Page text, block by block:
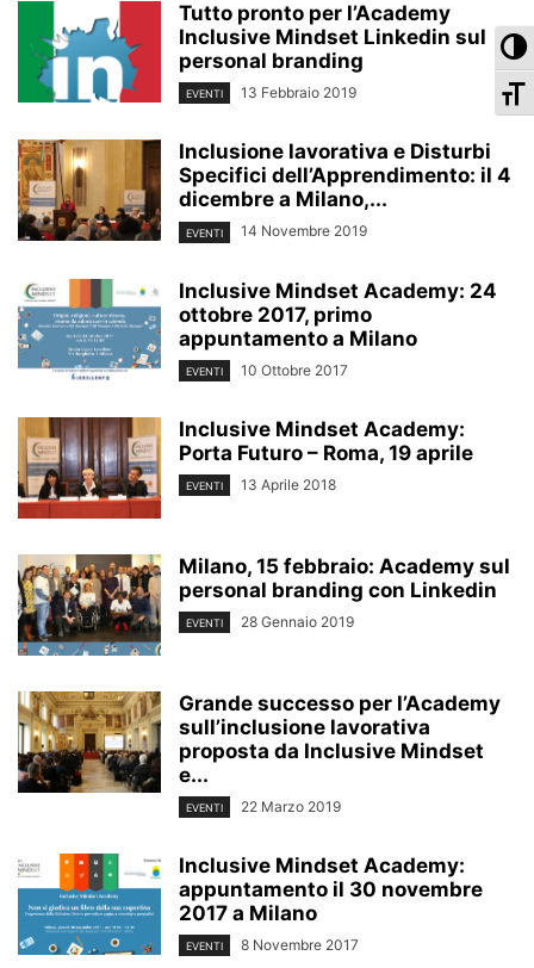
Tutto pronto per l’Academy
Inclusive Mindset Linkedin sul
personal branding
EVENTI 13 Febbraio 2019
Inclusione lavorativa e Disturbi
Specifici dell’Apprendimento: il 4
dicembre a Milano,...
EVENTI 14 Novembre 2019
Inclusive Mindset Academy: 24
ottobre 2017, primo
appuntamento a Milano
EVENTI 10 Ottobre 2017
Inclusive Mindset Academy:
Porta Futuro – Roma, 19 aprile
EVENTI 13 Aprile 2018
Milano, 15 febbraio: Academy sul
personal branding con Linkedin
EVENTI 28 Gennaio 2019
Grande successo per l’Academy
sull’inclusione lavorativa
proposta da Inclusive Mindset
e...
EVENTI 22 Marzo 2019
Inclusive Mindset Academy:
appuntamento il 30 novembre
2017 a Milano
EVENTI 8 Novembre 2017